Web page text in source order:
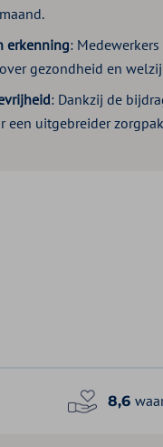
erkenning:
gezondheid en
: Dankzij de
een uitgebreider
8,6